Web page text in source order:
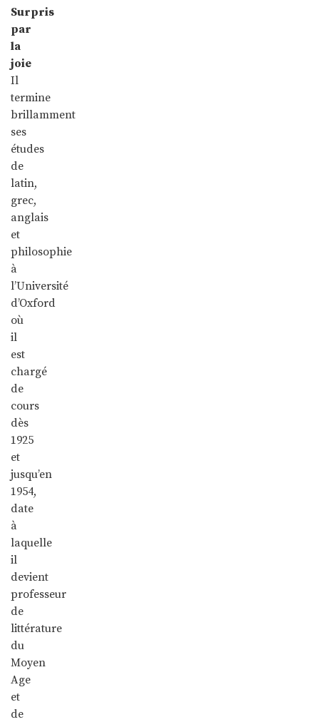
Surpris
par
la
joie
Il
termine
brillamment
ses
études
de
latin,
grec,
anglais
et
philosophie
à
l’Université
d’Oxford
où
il
est
chargé
de
cours
dès
1925
et
jusqu’en
1954,
date
à
laquelle
il
devient
professeur
de
littérature
du
Moyen
Age
et
de